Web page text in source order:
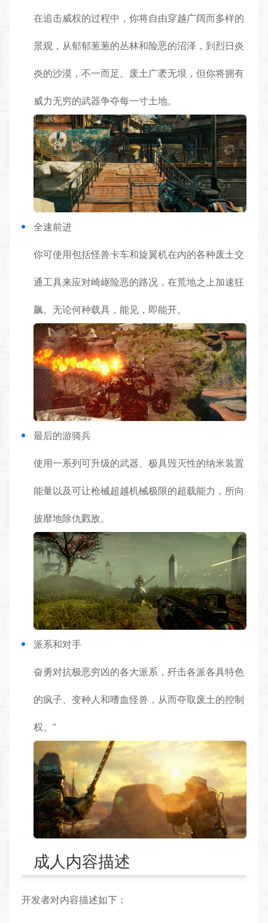
在追击威权的过程中，你将自由穿越广阔而多样的
景观，从郁郁葱葱的丛林和险恶的沼泽，到烈日炎
炎的沙漠，不一而足。废土广袤无垠，但你将拥有
威力无穷的武器争夺每一寸土地。
全速前进
你可使用包括怪兽卡车和旋翼机在内的各种废土交
通工具来应对崎岖险恶的路况，在荒地之上加速狂
飙。无论何种载具，能见，即能开。
最后的游骑兵
使用一系列可升级的武器、极具毁灭性的纳米装置
能量以及可让枪械超越机械极限的超载能力，所向
披靡地除仇戮敌。
派系和对手
奋勇对抗极恶穷凶的各大派系，歼击各派各具特色
的疯子、变种人和嗜血怪兽，从而夺取废土的控制
权。”
成人内容描述
开发者对内容描述如下：